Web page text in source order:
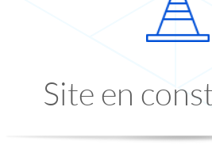
Site en